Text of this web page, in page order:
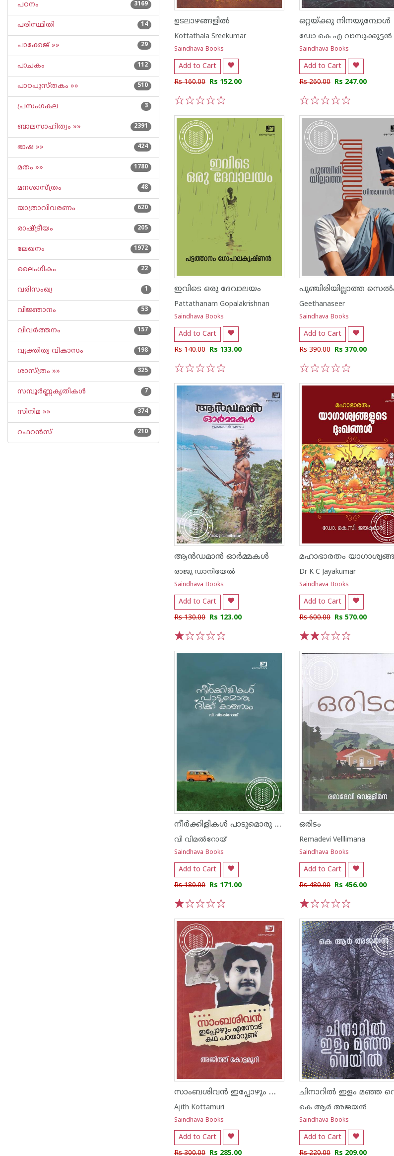
പഠനം 3169
പരിസ്ഥിതി 14
പാക്കേജ് »» 29
പാചകം 112
പാഠപുസ്തകം »» 510
പ്രസംഗകല 3
ബാലസാഹിത്യം »» 2391
ഭാഷ »» 424
മതം »» 1780
മനശാസ്ത്രം 48
യാത്രാവിവരണം 620
രാഷ്ട്രീയം 205
ലേഖനം 1972
ലൈംഗികം 22
വരിസംഖ്യ 1
വിജ്ഞാനം 53
വിവര്‍ത്തനം 157
വ്യക്തിത്വ വികാസം 198
ശാസ്ത്രം »» 325
സമ്പൂര്‍ണ്ണകൃതികള്‍ 7
സിനിമ »» 374
റഫറന്‍സ് 210
ഉടലാഴങ്ങളിൽ
Kottathala Sreekumar
Saindhava Books
Add to Cart
Rs 160.00 Rs 152.00
ഒറ്റയ്ക്കു നിനയുമ്പോൾ
ഡോ കെ എ വാസുക്കുട്ടൻ
Saindhava Books
Add to Cart
Rs 260.00 Rs 247.00
ഇവിടെ ഒരു ദേവാലയം
Pattathanam Gopalakrishnan
Saindhava Books
Add to Cart
Rs 140.00 Rs 133.00
പുഞ്ചിരിയില്ലാത്ത
Geethanaseer
Saindhava Books
Add to Cart
Rs 390.00 Rs 370.00
ആൻഡമാൻ ഓര്‍മ്മകൾ
രാജു ഡാനിയേൽ
Saindhava Books
Add to Cart
Rs 130.00 Rs 123.00
Dr K C Jayakumar
Saindhava Books
Add to Cart
Rs 600.00 Rs 570.00
നീർക്കിളികൾ പാടുമൊരു ദിക്ക് കാണാം
വി വിമല്‍റോയ്
Saindhava Books
Add to Cart
Rs 180.00 Rs 171.00
ഒരിടം
Remadevi Velllimana
Saindhava Books
Add to Cart
Rs 480.00 Rs 456.00
സാംബശിവൻ ഇപ്പോഴും എന്നോട് കഥ പറയാറുണ്ട്
Ajith Kottamuri
Saindhava Books
Add to Cart
Rs 300.00 Rs 285.00
കെ ആര്‍ അജയന്‍
Saindhava Books
Add to Cart
Rs 220.00 Rs 209.00